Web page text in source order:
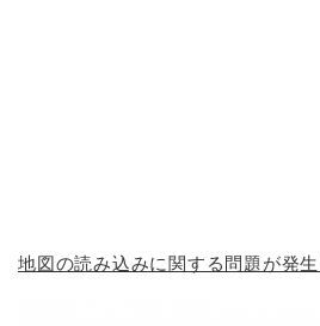
地図の読み込みに関する問題が発生